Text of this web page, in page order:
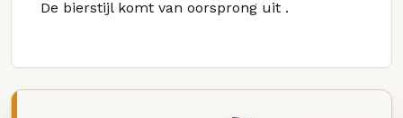
De bierstijl komt van oorsprong uit .